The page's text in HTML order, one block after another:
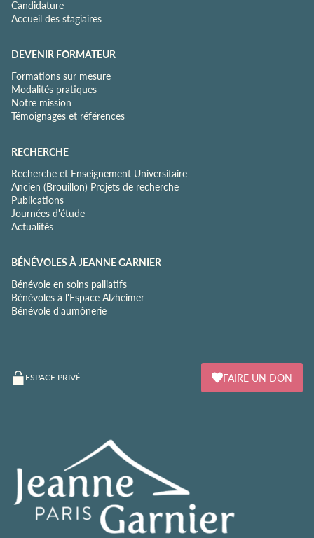
Candidature
Accueil des stagiaires
DEVENIR FORMATEUR
Formations sur mesure
Modalités pratiques
Notre mission
Témoignages et références
RECHERCHE
Recherche et Enseignement Universitaire
Ancien (Brouillon) Projets de recherche
Publications
Journées d'étude
Actualités
BÉNÉVOLES À JEANNE GARNIER
Bénévole en soins palliatifs
Bénévoles à l'Espace Alzheimer
Bénévole d'aumônerie
ESPACE PRIVÉ FAIRE UN DON